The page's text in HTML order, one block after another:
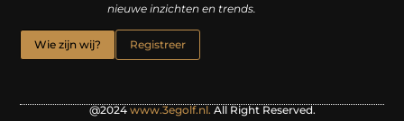
nieuwe inzichten en trends.
Wie zijn wij? Registreer
@2024www.3egolf.nl.All Right Reserved.